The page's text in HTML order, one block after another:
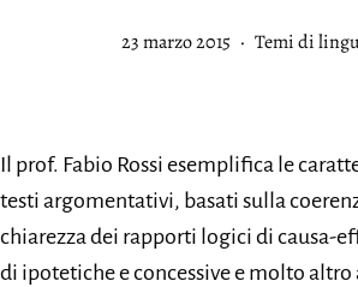
Pubblicato
23 marzo 2015 Categorie:
Temi di
Il prof. Fabio Rossi esemplifica le
testi argomentativi, basati sulla
chiarezza dei rapporti logici di causa-
di ipotetiche e concessive e molto altro